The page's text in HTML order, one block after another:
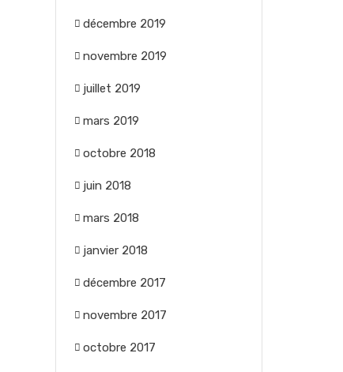
décembre 2019
novembre 2019
juillet 2019
mars 2019
octobre 2018
juin 2018
mars 2018
janvier 2018
décembre 2017
novembre 2017
octobre 2017